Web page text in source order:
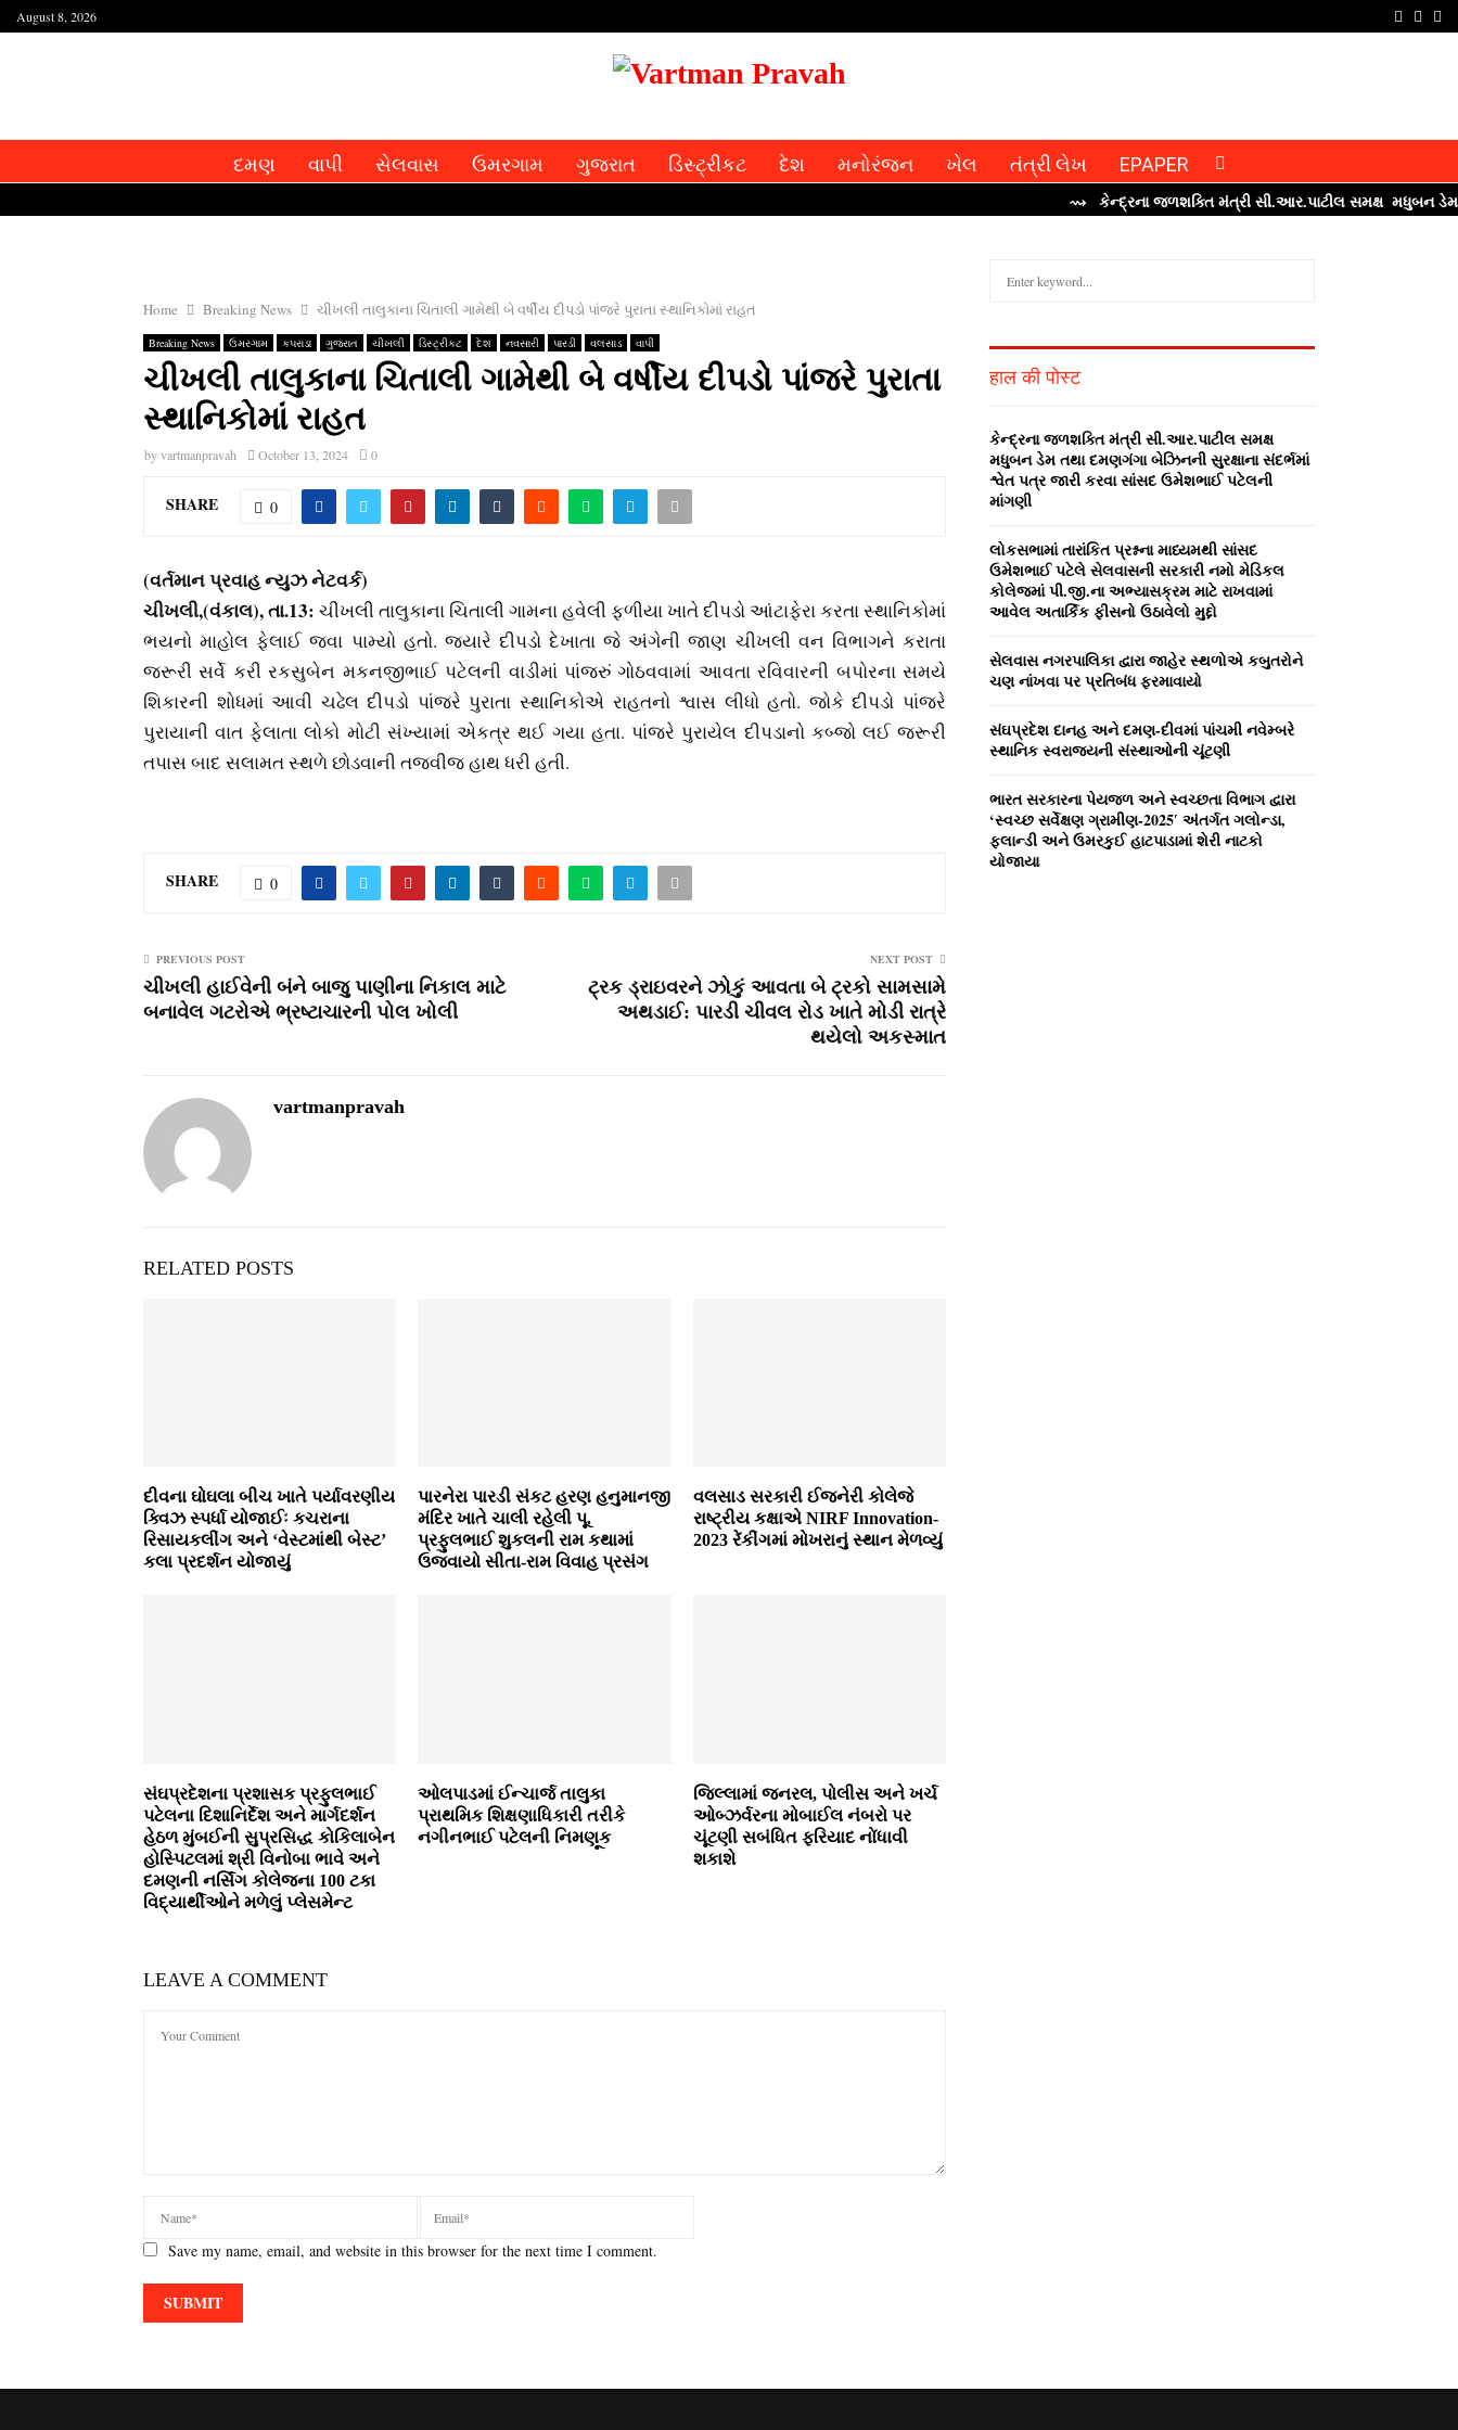
August 8, 2026
b
o
o
t
e
r
a
g
r
દમણ વાપી સેલવાસ ઉમરગામ ગુજરાત ડિસ્ટ્રીકટ દેશ મનોરંજન ખેલ તંત્રી લેખ EPAPER
⇝ કેન્‍દ્રના જળશક્‍તિ મંત્રી સી.આર.પાટીલ સમક્ષ મધુબન ડેમ તથા
Home Breaking News ચીખલી તાલુકાના ચિતાલી ગામેથી બે વર્ષીય દીપડો પાંજરે પુરાતા સ્‍થાનિકોમાં રાહત
Breaking News ઉમરગામ કપરાડા ગુજરાત ચીખલી ડિસ્ટ્રીકટ દેશ નવસારી પારડી વલસાડ વાપી
ચીખલી તાલુકાના ચિતાલી ગામેથી બે વર્ષીય દીપડો પાંજરે પુરાતા
સ્‍થાનિકોમાં રાહત
byvartmanpravah October 13, 2024 0
SHARE 0
(વર્તમાન પ્રવાહ ન્‍યુઝ નેટવર્ક)
ચીખલી,(વંકાલ), તા.13: ચીખલી તાલુકાના ચિતાલી ગામના હવેલી ફળીયા ખાતે દીપડો આંટાફેરા કરતા સ્‍થાનિકોમાં
ભયનો માહોલ ફેલાઈ જવા પામ્‍યો હતો. જ્‍યારે દીપડો દેખાતા જે અંગેની જાણ ચીખલી વન વિભાગને કરાતા
જરૂરી સર્વે કરી રકસુબેન મકનજીભાઈ પટેલની વાડીમાં પાંજરું ગોઠવવામાં આવતા રવિવારની બપોરના સમયે
શિકારની શોધમાં આવી ચઢેલ દીપડો પાંજરે પુરાતા સ્‍થાનિકોએ રાહતનો શ્વાસ લીધો હતો. જોકે દીપડો પાંજરે
પુરાયાની વાત ફેલાતા લોકો મોટી સંખ્‍યામાં એકત્ર થઈ ગયા હતા. પાંજરે પુરાયેલ દીપડાનો કબ્‍જો લઈ જરૂરી
તપાસ બાદ સલામત સ્‍થળે છોડવાની તજવીજ હાથ ધરી હતી.
SHARE 0
PREVIOUS POST
ચીખલી હાઈવેની બંને બાજુ પાણીના નિકાલ માટે
બનાવેલ ગટરોએ ભ્રષ્‍ટાચારની પોલ ખોલી
NEXT POST
ટ્રક ડ્રાઇવરને ઝોકું આવતા બે ટ્રકો સામસામે
અથડાઈ: પારડી ચીવલ રોડ ખાતે મોડી રાત્રે
થયેલો અકસ્‍માત
vartmanpravah
RELATED POSTS
દીવના ઘોઘલા બીચ ખાતે પર્યાવરણીય
ક્‍વિઝ સ્‍પર્ધા યોજાઈઃ કચરાના
રિસાયકલીંગ અને ‘વેસ્‍ટમાંથી બેસ્‍ટ’
કલા પ્રદર્શન યોજાયું
પારનેરા પારડી સંકટ હરણ હનુમાનજી
મંદિર ખાતે ચાલી રહેલી પૂ.
પ્રફુલભાઈ શુકલની રામ કથામાં
ઉજવાયો સીતા-રામ વિવાહ પ્રસંગ
વલસાડ સરકારી ઈજનેરી કોલેજે
રાષ્ટ્રીય કક્ષાએ NIRF Innovation-
2023 રેંકીંગમાં મોખરાનું સ્થાન મેળવ્યું
સંઘપ્રદેશના પ્રશાસક પ્રફુલભાઈ
પટેલના દિશાનિર્દેશ અને માર્ગદર્શન
હેઠળ મુંબઈની સુપ્રસિદ્ધ કોકિલાબેન
હોસ્‍પિટલમાં શ્રી વિનોબા ભાવે અને
દમણની નર્સિંગ કોલેજના 100 ટકા
વિદ્યાર્થીઓને મળેલું પ્‍લેસમેન્‍ટ
ઓલપાડમાં ઈન્‍ચાર્જ તાલુકા
પ્રાથમિક શિક્ષણાધિકારી તરીકે
નગીનભાઈ પટેલની નિમણૂક
જિલ્લામાં જનરલ, પોલીસ અને ખર્ચ
ઓબ્‍ઝર્વરના મોબાઈલ નંબરો પર
ચૂંટણી સબંધિત ફરિયાદ નોંધાવી
શકાશે
LEAVE A COMMENT
Save my name, email, and website in this browser for the next time I comment.
h
o
r
:
R
हाल की पोस्ट
કેન્‍દ્રના જળશક્‍તિ મંત્રી સી.આર.પાટીલ સમક્ષ
મધુબન ડેમ તથા દમણગંગા બેઝિનની સુરક્ષાના સંદર્ભમાં
શ્વેત પત્ર જારી કરવા સાંસદ ઉમેશભાઈ પટેલની
માંગણી
લોકસભામાં તારાંકિત પ્રશ્નના માધ્‍યમથી સાંસદ
ઉમેશભાઈ પટેલે સેલવાસની સરકારી નમો મેડિકલ
કોલેજમાં પી.જી.ના અભ્‍યાસક્રમ માટે રાખવામાં
આવેલ અતાર્કિક ફીસનો ઉઠાવેલો મુદ્દો
સેલવાસ નગરપાલિકા દ્વારા જાહેર સ્‍થળોએ કબુતરોને
ચણ નાંખવા પર પ્રતિબંધ ફરમાવાયો
સંઘપ્રદેશ દાનહ અને દમણ-દીવમાં પાંચમી નવેમ્‍બરે
સ્‍થાનિક સ્‍વરાજ્‍યની સંસ્‍થાઓની ચૂંટણી
ભારત સરકારના પેયજળ અને સ્‍વચ્‍છતા વિભાગ દ્વારા
‘સ્‍વચ્‍છ સર્વેક્ષણ ગ્રામીણ-2025′ અંતર્ગત ગલોન્‍ડા,
ફલાન્‍ડી અને ઉમરકુઈ હાટપાડામાં શેરી નાટકો
યોજાયા